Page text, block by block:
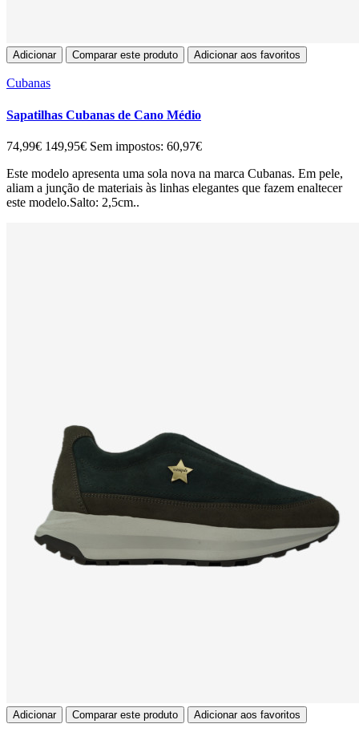
Adicionar Comparar este produto Adicionar aos favoritos
Cubanas
Sapatilhas Cubanas de Cano Médio
74,99€ 149,95€ Sem impostos: 60,97€
Este modelo apresenta uma sola nova na marca Cubanas. Em pele,
aliam a junção de materiais às linhas elegantes que fazem enaltecer
este modelo.Salto: 2,5cm..
Adicionar Comparar este produto Adicionar aos favoritos